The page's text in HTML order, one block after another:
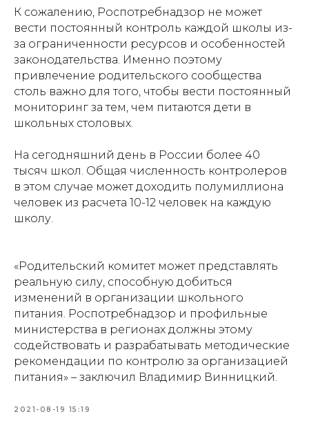
К сожалению, Роспотребнадзор не может
вести постоянный контроль каждой школы из-
за ограниченности ресурсов и особенностей
законодательства. Именно поэтому
привлечение родительского сообщества
столь важно для того, чтобы вести постоянный
мониторинг за тем, чем питаются дети в
школьных столовых.
На сегодняшний день в России более 40
тысяч школ. Общая численность контролеров
в этом случае может доходить полумиллиона
человек из расчета 10-12 человек на каждую
школу.
«Родительский комитет может представлять
реальную силу, способную добиться
изменений в организации школьного
питания. Роспотребнадзор и профильные
министерства в регионах должны этому
содействовать и разрабатывать методические
рекомендации по контролю за организацией
питания» – заключил Владимир Винницкий.
2021-08-19 15:19